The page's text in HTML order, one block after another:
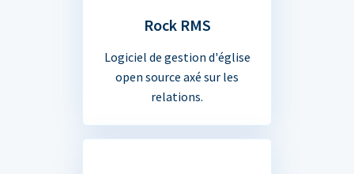
Rock RMS
Logiciel de gestion d'église
open source axé sur les
relations.